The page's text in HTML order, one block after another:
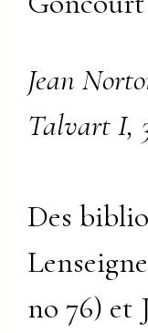
Jean
Talvart I,
Des
no 76) et